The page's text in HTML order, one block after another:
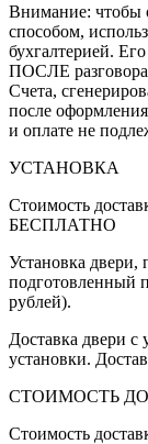
Внимание: чтобы
способом,
бухгалтерией.
ПОСЛЕ разговора
Счета,
после
и оплате не
УСТАНОВКА
Стоимость
БЕСПЛАТНО
Установка двери,
подготовленный
рублей).
Доставка двери с
установки.
СТОИМОСТЬ
Стоимость